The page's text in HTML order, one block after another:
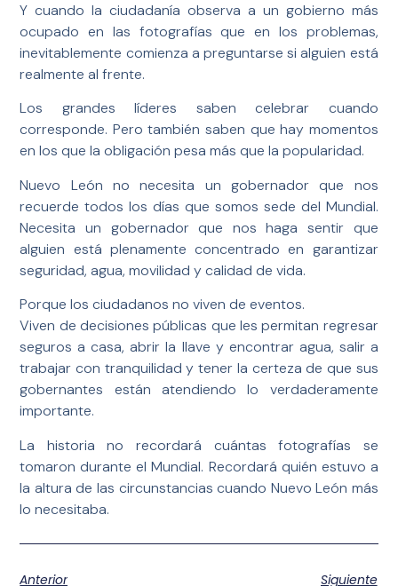
Y cuando la ciudadanía observa a un gobierno más
ocupado en las fotografías que en los problemas,
inevitablemente comienza a preguntarse si alguien está
realmente al frente.
Los grandes líderes saben celebrar cuando
corresponde. Pero también saben que hay momentos
en los que la obligación pesa más que la popularidad.
Nuevo León no necesita un gobernador que nos
recuerde todos los días que somos sede del Mundial.
Necesita un gobernador que nos haga sentir que
alguien está plenamente concentrado en garantizar
seguridad, agua, movilidad y calidad de vida.
Porque los ciudadanos no viven de eventos.
Viven de decisiones públicas que les permitan regresar
seguros a casa, abrir la llave y encontrar agua, salir a
trabajar con tranquilidad y tener la certeza de que sus
gobernantes están atendiendo lo verdaderamente
importante.
La historia no recordará cuántas fotografías se
tomaron durante el Mundial. Recordará quién estuvo a
la altura de las circunstancias cuando Nuevo León más
lo necesitaba.
Anterior Siguiente